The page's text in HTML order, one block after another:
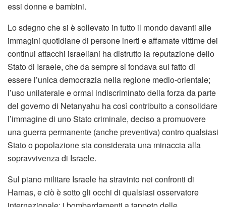
essi donne e bambini.
Lo sdegno che si è sollevato in tutto il mondo davanti alle
immagini quotidiane di persone inerti e affamate vittime dei
continui attacchi israeliani ha distrutto la reputazione dello
Stato di Israele, che da sempre si fondava sul fatto di
essere l’unica democrazia nella regione medio-orientale;
l’uso unilaterale e ormai indiscriminato della forza da parte
del governo di Netanyahu ha così contribuito a consolidare
l’immagine di uno Stato criminale, deciso a promuovere
una guerra permanente (anche preventiva) contro qualsiasi
Stato o popolazione sia considerata una minaccia alla
sopravvivenza di Israele.
Sul piano militare Israele ha stravinto nei confronti di
Hamas, e ciò è sotto gli occhi di qualsiasi osservatore